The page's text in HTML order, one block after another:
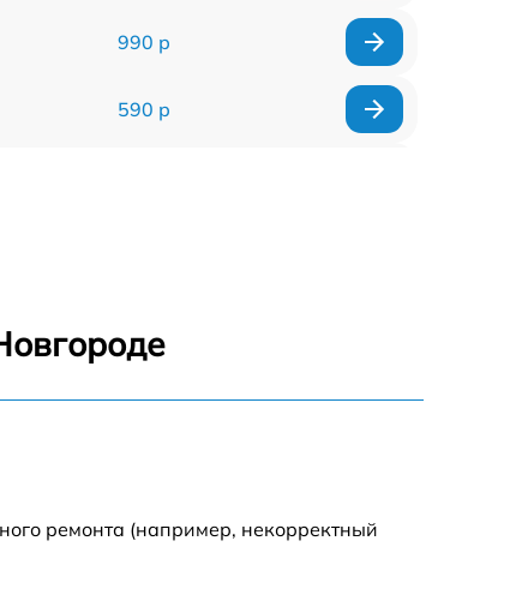
990 р
590 р
ремонта (например, некорректный